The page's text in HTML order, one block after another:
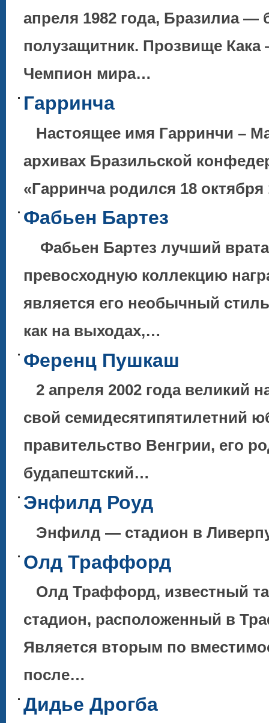
апреля 1982 года, Бразилиа —
полузащитник. Прозвище
Чемпион мира…
Гарринча
Настоящее имя Гарринчи –
архивах Бразильской
«Гарринча родился 18
Фабьен Бартез
Фабьен Бартез лучший
превосходную коллекцию
является его необычный
как на выходах,…
Ференц Пушкаш
2 апреля 2002 года великий
свой семидесятипятилетний
правительство Венгрии, его
будапештский…
Энфилд Роуд
Энфилд — стадион в
Олд Траффорд
Олд Траффорд, известный
стадион, расположенный в
Является вторым по
после…
Дидье Дрогба